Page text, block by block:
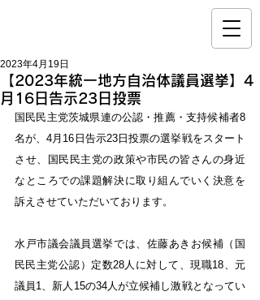
【2023年統一地方自治体議員選挙】4
月16日告示23日投票
2023年4月19日
国民民主党茨城県連の公認・推薦・支持候補者8
名が、4月16日告示23日投票の選挙戦をスタート
させ、国民民主党の政策や市民の皆さんの身近
なところでの課題解決に取り組んでいく決意を
訴えさせていただいております。
水戸市議会議員選挙では、佐藤あきお候補（国
民民主党公認）定数28人に対して、現職18、元
議員1、新人15の34人が立候補し激戦となってい